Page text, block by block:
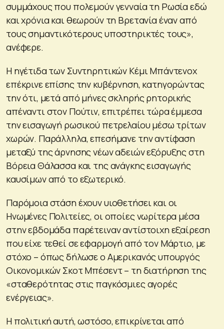
συμμάχους που πολεμούν γενναία τη Ρωσία εδώ
και χρόνια και θεωρούν τη Βρετανία έναν από
τους σημαντικότερους υποστηρικτές τους»,
ανέφερε.
Η ηγέτιδα των Συντηρητικών Κέμι Μπάντενοχ
επέκρινε επίσης την κυβέρνηση, κατηγορώντας
την ότι, μετά από μήνες σκληρής ρητορικής
απέναντι στον Πούτιν, επιτρέπει τώρα έμμεσα
την εισαγωγή ρωσικού πετρελαίου μέσω τρίτων
χωρών. Παράλληλα, επεσήμανε την αντίφαση
μεταξύ της άρνησης νέων αδειών εξόρυξης στη
Βόρεια Θάλασσα και της ανάγκης εισαγωγής
καυσίμων από το εξωτερικό.
Παρόμοια στάση έχουν υιοθετήσει και οι
Ηνωμένες Πολιτείες, οι οποίες νωρίτερα μέσα
στην εβδομάδα παρέτειναν αντίστοιχη εξαίρεση
που είχε τεθεί σε εφαρμογή από τον Μάρτιο, με
στόχο – όπως δήλωσε ο Αμερικανός υπουργός
Οικονομικών Σκοτ Μπέσεντ – τη διατήρηση της
«σταθερότητας στις παγκόσμιες αγορές
ενέργειας».
Η πολιτική αυτή, ωστόσο, επικρίνεται από